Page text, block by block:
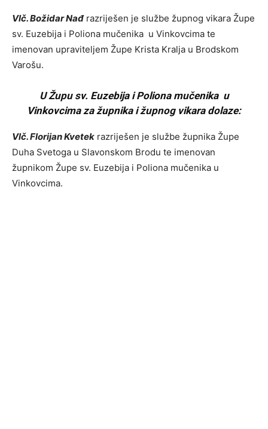
Vlč. Božidar Nađrazriješen je službe župnog vikara Župe
sv. Euzebija i Poliona mučenika u Vinkovcima te
imenovan upraviteljem Župe Krista Kralja u Brodskom
Varošu.
U Župu sv. Euzebija i Poliona mučenika u
Vinkovcima za župnika i župnog vikara dolaze:
Vlč. Florijan Kvetek razriješen je službe župnika Župe
Duha Svetoga u Slavonskom Brodu te imenovan
župnikom Župe sv. Euzebija i Poliona mučenika u
Vinkovcima.